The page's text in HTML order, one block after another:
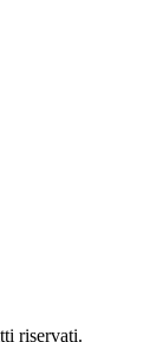
riservati.